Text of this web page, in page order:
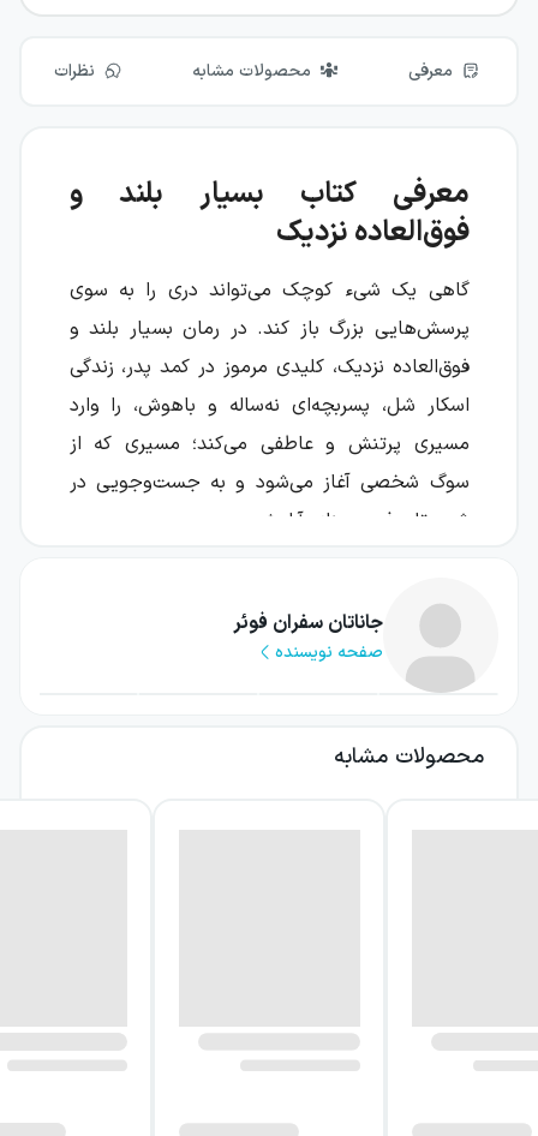
معرفی محصولات مشابه نظرات
معرفی کتاب بسیار بلند و
فوق‌العاده نزدیک
گاهی یک شیء کوچک می‌تواند دری را به سوی
پرسش‌هایی بزرگ باز کند. در رمان بسیار بلند و
فوق‌العاده نزدیک، کلیدی مرموز در کمد پدر، زندگی
اسکار شل، پسربچه‌ای نه‌ساله و باهوش، را وارد
مسیری پرتنش و عاطفی می‌کند؛ مسیری که از
سوگ شخصی آغاز می‌شود و به جست‌وجویی در
شهر، تاریخ و معنای آرامش می‌رسد.
می‌کند که پس از کشته‌شدن پدرش در حملات
یازده سپتامبر، تلاش می‌کند از راه حل‌کردن معمای
کلید، ارتباط خود را با او حفظ کند. این رمان
به یافتن معنایی برای رنج است؛ اما نگاه خود را
نوازندگی، کارآگاهی، گیاه‌خواری و جمع‌آوری
پروانه‌ها علاقه دارد. همین مجموعه علایق، ذهنی
کنجکاو و چندوجهی از او می‌سازد؛ ذهنی که در
جاناتان سفران فوئر
صفحه نویسنده
محصولات مشابه